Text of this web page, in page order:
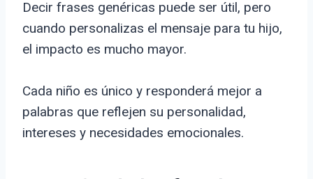
Decir frases genéricas puede ser útil, pero
cuando personalizas el mensaje para tu hijo,
el impacto es mucho mayor.
Cada niño es único y responderá mejor a
palabras que reflejen su personalidad,
intereses y necesidades emocionales.